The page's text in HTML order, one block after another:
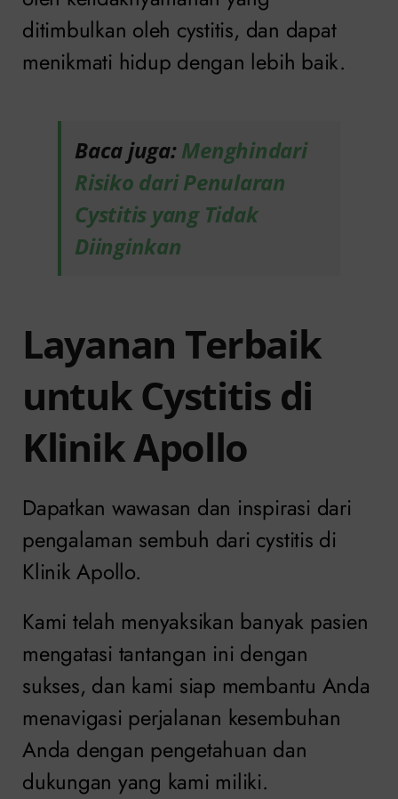
ditimbulkan oleh cystitis, dan dapat
menikmati hidup dengan lebih baik.
Baca juga:Menghindari
Risiko dari Penularan
Cystitis yang Tidak
Diinginkan
Layanan Terbaik
untuk Cystitis di
Klinik Apollo
Dapatkan wawasan dan inspirasi dari
pengalaman sembuh dari cystitis di
Klinik Apollo.
Kami telah menyaksikan banyak pasien
mengatasi tantangan ini dengan
sukses, dan kami siap membantu Anda
menavigasi perjalanan kesembuhan
Anda dengan pengetahuan dan
dukungan yang kami miliki.